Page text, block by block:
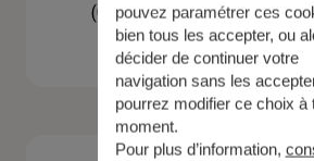
(Obtenir un devis, une
bilan...)
pouvez paramétrer ces
bien tous les accepter, ou
décider de continuer votre
navigation sans les
pourrez modifier ce choix à
moment.
Pour plus d’information,